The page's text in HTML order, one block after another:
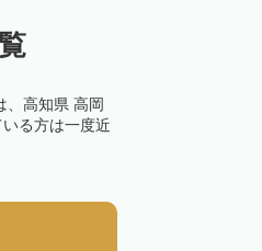
、高知県 高岡
る方は一度近